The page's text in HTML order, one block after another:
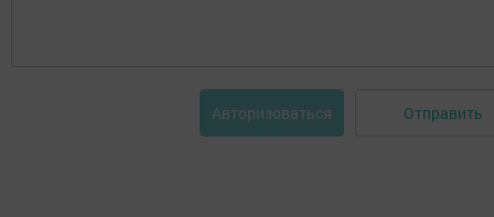
Авторизоваться Отправить